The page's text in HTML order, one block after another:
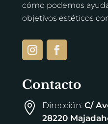
cómo podemos
objetivos estéticos
Contacto
 Dirección: C/
28220